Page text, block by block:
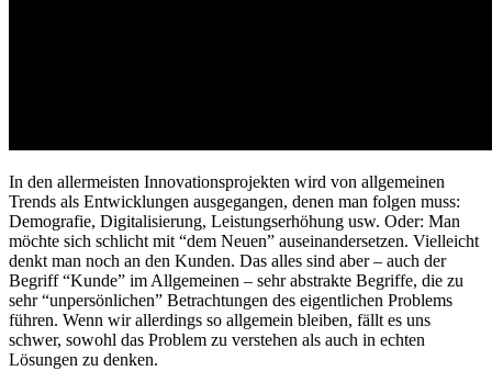
In den allermeisten Innovationsprojekten wird von allgemeinen
Trends als Entwicklungen ausgegangen, denen man folgen muss:
Demografie, Digitalisierung, Leistungserhöhung usw. Oder: Man
möchte sich schlicht mit “dem Neuen” auseinandersetzen. Vielleicht
denkt man noch an den Kunden. Das alles sind aber – auch der
Begriff “Kunde” im Allgemeinen – sehr abstrakte Begriffe, die zu
sehr “unpersönlichen” Betrachtungen des eigentlichen Problems
führen. Wenn wir allerdings so allgemein bleiben, fällt es uns
schwer, sowohl das Problem zu verstehen als auch in echten
Lösungen zu denken.